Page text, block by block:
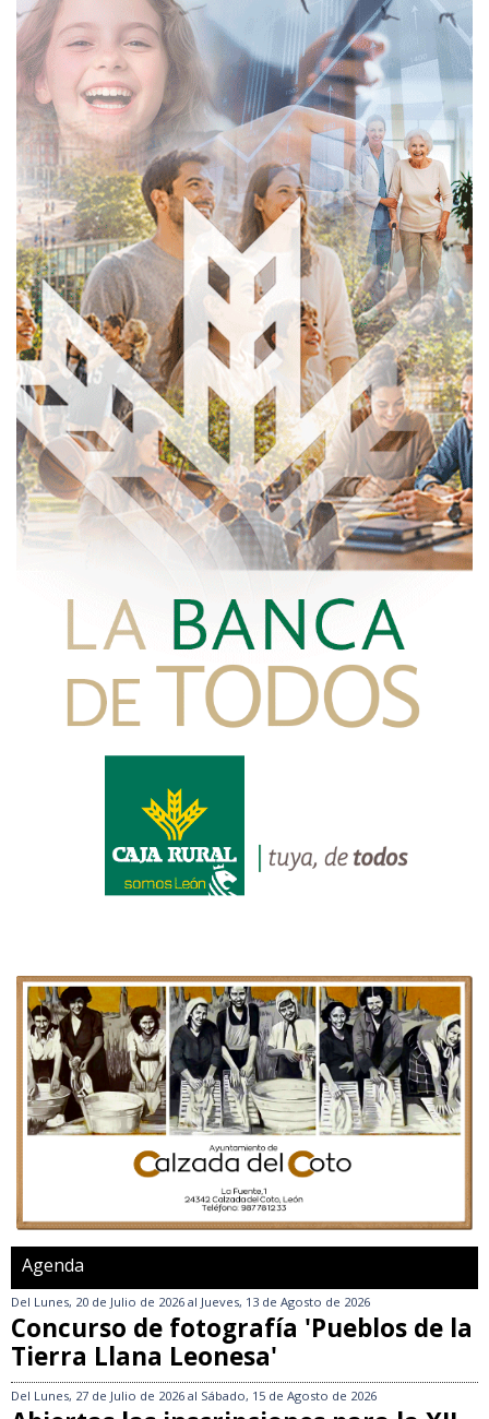
Agenda
Del Lunes, 20 de Julio de 2026 al Jueves, 13 de Agosto de 2026
Concurso de fotografía 'Pueblos de la
Tierra Llana Leonesa'
Del Lunes, 27 de Julio de 2026 al Sábado, 15 de Agosto de 2026